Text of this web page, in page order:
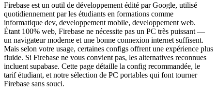
Firebase est un outil de développement édité par Google, utilisé
quotidiennement par les étudiants en formations comme
informatique dev, developpement mobile, developpement web.
Étant 100% web, Firebase ne nécessite pas un PC très puissant —
un navigateur moderne et une bonne connexion internet suffisent.
Mais selon votre usage, certaines configs offrent une expérience plus
fluide. Si Firebase ne vous convient pas, les alternatives reconnues
incluent supabase. Cette page détaille la config recommandée, le
tarif étudiant, et notre sélection de PC portables qui font tourner
Firebase sans souci.